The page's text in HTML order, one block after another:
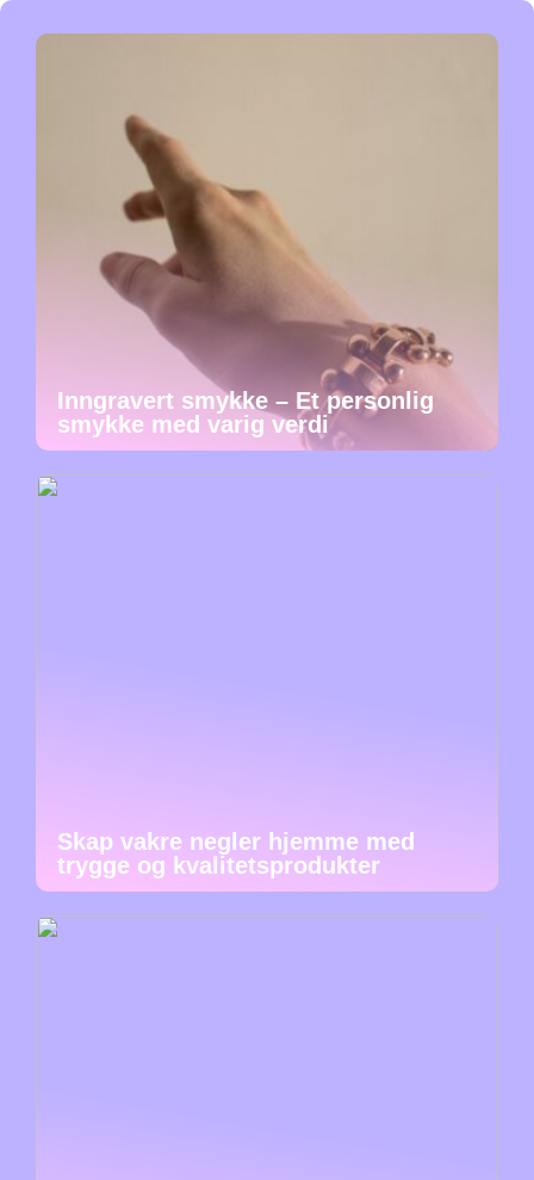
Inngravert smykke – Et personlig
smykke med varig verdi
Skap vakre negler hjemme med
trygge og kvalitetsprodukter